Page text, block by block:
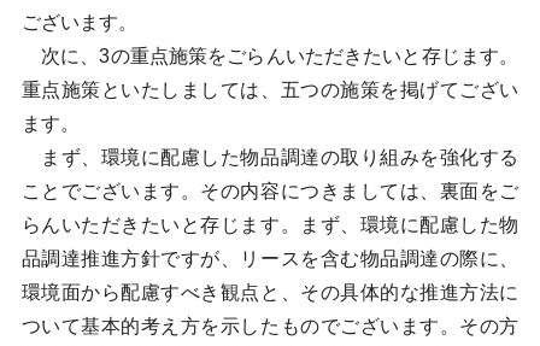
ございます。
次に、3の重点施策をごらんいただきたいと存じます。
重点施策といたしましては、五つの施策を掲げてござい
ます。
まず、環境に配慮した物品調達の取り組みを強化する
ことでございます。その内容につきましては、裏面をご
らんいただきたいと存じます。まず、環境に配慮した物
品調達推進方針ですが、リースを含む物品調達の際に、
環境面から配慮すべき観点と、その具体的な推進方法に
ついて基本的考え方を示したものでございます。その方